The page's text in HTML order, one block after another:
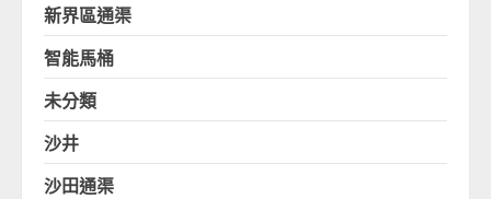
新界區通渠
智能馬桶
未分類
沙井
沙田通渠